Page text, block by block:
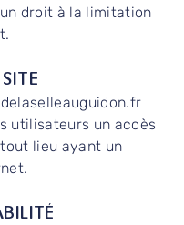
droit à la limitation
utilisateurs un accès
lieu ayant un